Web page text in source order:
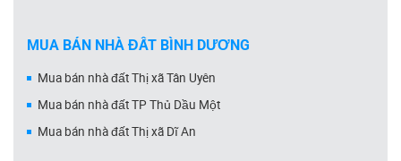
MUA BÁN NHÀ ĐẤT BÌNH DƯƠNG
Mua bán nhà đất Thị xã Tân Uyên
Mua bán nhà đất TP Thủ Dầu Một
Mua bán nhà đất Thị xã Dĩ An